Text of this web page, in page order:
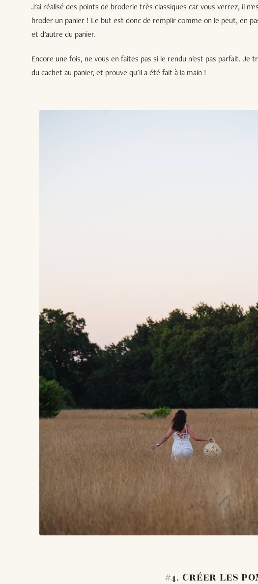
J'ai réalisé des points de broderie très classiques car vous verrez, il
broder un panier ! Le but est donc de remplir comme on le peut, en
et d'autre du panier.
Encore une fois, ne vous en faites pas si le rendu n'est pas parfait. Je
du cachet au panier, et prouve qu'il a été fait à la main !
#4. CRÉER LES